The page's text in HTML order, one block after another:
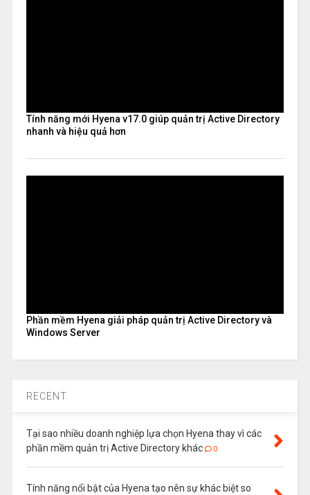
Tính năng mới Hyena v17.0 giúp quản trị Active Directory
nhanh và hiệu quả hơn
Phần mềm Hyena giải pháp quản trị Active Directory và
Windows Server
RECENT
Tại sao nhiều doanh nghiệp lựa chọn Hyena thay vì các
phần mềm quản trị Active Directory khác
0
Tính năng nổi bật của Hyena tạo nên sự khác biệt so